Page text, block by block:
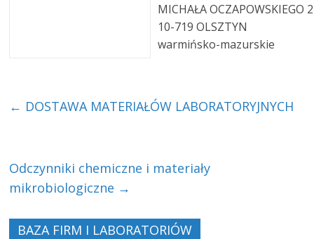
MICHAŁA OCZAPOWSKIEGO 2
10-719 OLSZTYN
warmińsko-mazurskie
← DOSTAWA MATERIAŁÓW LABORATORYJNYCH
Odczynniki chemiczne i materiały
mikrobiologiczne →
BAZA FIRM I LABORATORIÓW